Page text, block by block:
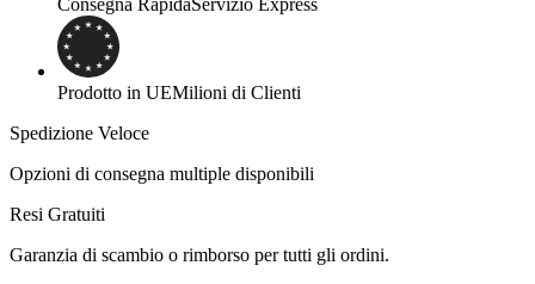
Consegna RapidaServizio Express
Prodotto in UEMilioni di Clienti
Spedizione Veloce
Opzioni di consegna multiple disponibili
Resi Gratuiti
Garanzia di scambio o rimborso per tutti gli ordini.